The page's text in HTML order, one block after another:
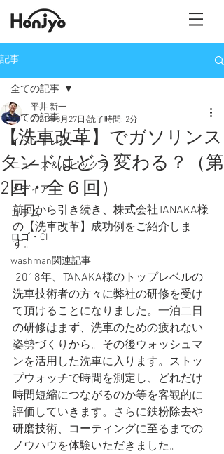
記事
全ての記事
イベントレポート
ニュース＆トピックス
メディア
コラム
ロゴ・CI
washman関連記事
全ての記事
【洗車改革】でガソリンス
タンドはどう変わる？（第
2回・全６回）
平井 新一
2021年3月27日 読了時間: 2分
前回から引き続き、株式会社TANAKA様
の【洗車改革】成功例をご紹介しま
す。
洗車技術者の方々に弊社の研修を受け
て頂けることになりました。一泊二日
の研修はまず、洗車のための疲れない
姿勢づくりから。その後ウォッシュマ
ンを活用した洗車に入ります。ストッ
プウォッチで時間を測定し、どれだけ
時間短縮につながるのか等を客観的に
評価していきます。さらに鉄粉除去や
研磨技術、コーティングに至るまでの
ノウハウを体験いただきました。